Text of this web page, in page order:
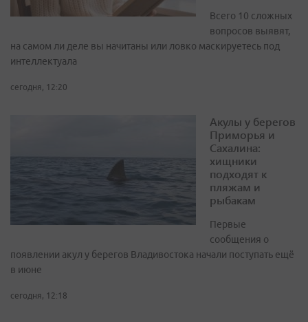
Всего 10 сложных
вопросов выявят,
на самом ли деле вы начитаны или ловко маскируетесь под
интеллектуала
сегодня, 12:20
Акулы у берегов
Приморья и
Сахалина:
хищники
подходят к
пляжам и
рыбакам
Первые
сообщения о
появлении акул у берегов Владивостока начали поступать ещё
в июне
сегодня, 12:18